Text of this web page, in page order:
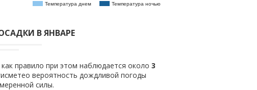
Температура днем Температура ночью
В ЯНВАРЕ
правило при этом наблюдается около 3
вероятность дождливой погоды
силы.